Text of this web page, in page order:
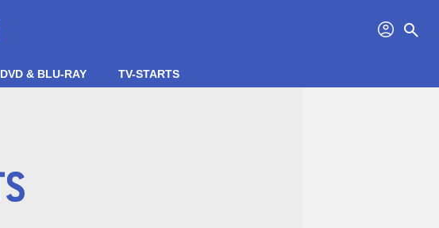
profil search
DVD & BLU-RAY TV-STARTS